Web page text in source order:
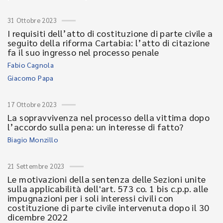
31 Ottobre 2023
I requisiti dell’atto di costituzione di parte civile a
seguito della riforma Cartabia: l’atto di citazione
fa il suo ingresso nel processo penale
Fabio Cagnola
Giacomo Papa
17 Ottobre 2023
La sopravvivenza nel processo della vittima dopo
l’accordo sulla pena: un interesse di fatto?
Biagio Monzillo
21 Settembre 2023
Le motivazioni della sentenza delle Sezioni unite
sulla applicabilità dell'art. 573 co. 1 bis c.p.p. alle
impugnazioni per i soli interessi civili con
costituzione di parte civile intervenuta dopo il 30
dicembre 2022